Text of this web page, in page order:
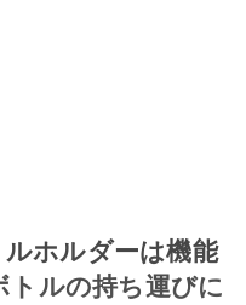
ルホルダーは機能
トルの持ち運びに